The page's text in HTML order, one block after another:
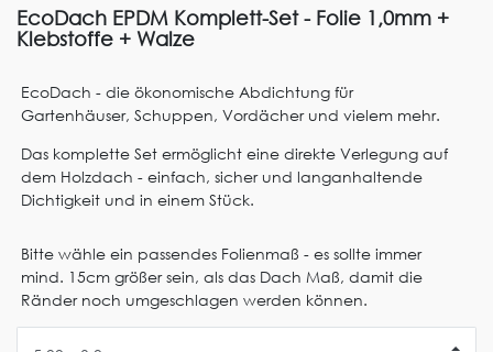
EcoDach EPDM Komplett-Set - Folie 1,0mm +
Klebstoffe + Walze
EcoDach - die ökonomische Abdichtung für
Gartenhäuser, Schuppen, Vordächer und vielem mehr.
Das komplette Set ermöglicht eine direkte Verlegung auf
dem Holzdach - einfach, sicher und langanhaltende
Dichtigkeit und in einem Stück.
Bitte wähle ein passendes Folienmaß - es sollte immer
mind. 15cm größer sein, als das Dach Maß, damit die
Ränder noch umgeschlagen werden können.